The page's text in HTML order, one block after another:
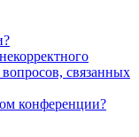
связанных
конференции?